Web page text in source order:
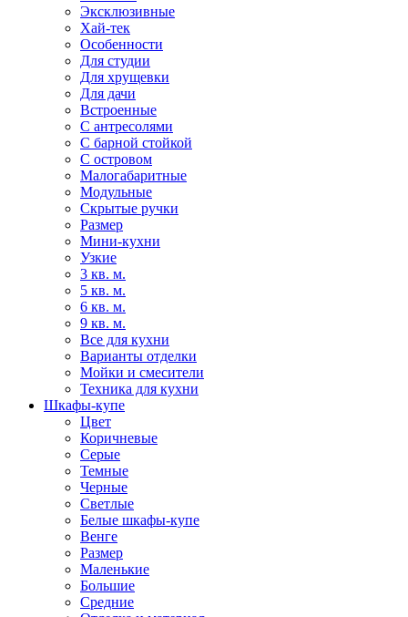
Эксклюзивные
Хай-тек
Особенности
Для студии
Для хрущевки
Для дачи
Встроенные
С антресолями
С барной стойкой
С островом
Малогабаритные
Модульные
Скрытые ручки
Размер
Мини-кухни
Узкие
3 кв. м.
5 кв. м.
6 кв. м.
9 кв. м.
Все для кухни
Варианты отделки
Мойки и смесители
Техника для кухни
Шкафы-купе
Цвет
Коричневые
Серые
Темные
Черные
Светлые
Белые шкафы-купе
Венге
Размер
Маленькие
Большие
Средние